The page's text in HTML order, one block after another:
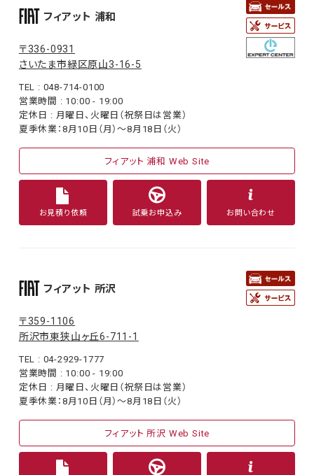
フィアット 浦和
〒336-0931
さいたま市緑区原山3-16-5
TEL : 048-714-0100
営業時間 : 10:00 - 19:00
定休日 : 月曜日、火曜日（祝祭日は営業）
夏季休業：8月10日（月）〜8月18日（火）
フィアット 浦和 Web Site
お見積り依頼 試乗お申込み お問い合わせ
フィアット 所沢
〒359-1106
所沢市東狭山ヶ丘6-711-1
TEL : 04-2929-1777
営業時間 : 10:00 - 19:00
定休日 : 月曜日、火曜日（祝祭日は営業）
夏季休業：8月10日（月）〜8月18日（火）
フィアット 所沢 Web Site